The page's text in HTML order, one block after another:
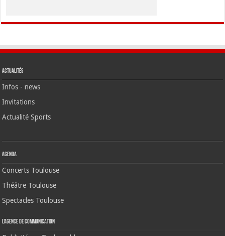
Actualités
Infos - news
Invitations
Actualité Sports
Agenda
Concerts Toulouse
Théâtre Toulouse
Spectacles Toulouse
L’agence de communication